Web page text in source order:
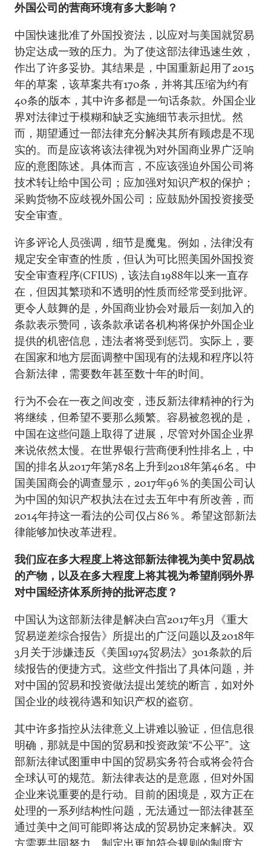
外国公司的营商环境有多大影响？
中国快速批准了外国投资法，以应对与美国就贸易
协定达成一致的压力。为了使这部法律迅速生效，
作出了许多妥协。其结果是，中国重新起用了2015
年的草案，该草案共有170条，并将其压缩为约有
40条的版本，其中许多都是一句话条款。外国企业
界对法律过于模糊和缺乏实施细节表示担忧。然
而，期望通过一部法律充分解决其所有顾虑是不现
实的。而是应该将该法律视为对外国商业界广泛响
应的意图陈述。具体而言，不应该强迫外国公司将
技术转让给中国公司；应加强对知识产权的保护；
采购货物不应歧视外国公司；应鼓励外国投资接受
安全审查。
许多评论人员强调，细节是魔鬼。例如，法律没有
规定安全审查的性质，但认为可比照美国外国投资
安全审查程序(CFIUS)，该法自1988年以来一直存
在，但因其繁琐和不透明的性质而经常受到批评。
更令人鼓舞的是，外国商业协会对最后一刻加入的
条款表示赞同，该条款承诺各机构将保护外国企业
提供的机密信息，违法者将受到惩罚。实际上，要
在国家和地方层面调整中国现有的法规和程序以符
合新法律，需要数年甚至数十年的时间。
行为不会在一夜之间改变，违反新法律精神的行为
将继续，但希望不要那么频繁。容易被忽视的是，
中国在这些问题上取得了进展，尽管对外国企业界
来说依然太慢。在世界银行营商便利性排名上，中
国的排名从2017年第78名上升到2018年第46名。中
国美国商会的调查显示，2017年96％的美国公司认
为中国的知识产权执法在过去五年中有所改善，而
2014年持这一看法的公司仅占86％。希望这部新法
律能够加快改革进程。
我们应在多大程度上将这部新法律视为美中贸易战
的产物，以及在多大程度上将其视为希望削弱外界
对中国经济体系所持的批评态度？
中国认为这部新法律是解决白宫2017年3月《重大
贸易逆差综合报告》所提出的广泛问题以及2018年
3月关于涉嫌违反《美国1974贸易法》301条款的后
续报告的便捷方式。这些文件指出了具体问题，并
对中国的贸易和投资做法提出笼统的断言，如对外
国企业的歧视待遇和知识产权的盗窃。
其中许多指控从法律意义上讲难以验证，但信息很
明确，那就是中国的贸易和投资政策“不公平”。这
部新法律试图重申中国的贸易实务符合或将会符合
全球认可的规范。新法律表达的是意愿，但对外国
企业来说重要的是行动。目前的困境是，双方正在
处理的一系列结构性问题，无法通过一部法律甚至
通过美中之间可能即将达成的贸易协定来解决。双